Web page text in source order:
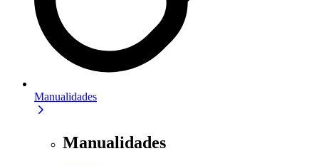
Manualidades
Manualidades